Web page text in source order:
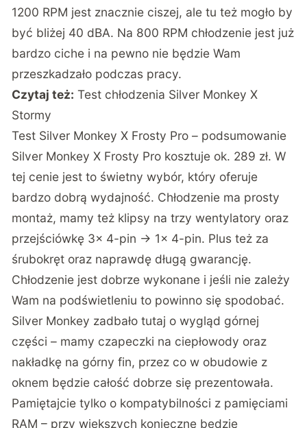
1200 RPM jest znacznie ciszej, ale tu też mogło by
być bliżej 40 dBA. Na 800 RPM chłodzenie jest już
bardzo ciche i na pewno nie będzie Wam
przeszkadzało podczas pracy.
Czytaj też: Test chłodzenia Silver Monkey X
Stormy
Test Silver Monkey X Frosty Pro – podsumowanie
Silver Monkey X Frosty Pro kosztuje ok. 289 zł. W
tej cenie jest to świetny wybór, który oferuje
bardzo dobrą wydajność. Chłodzenie ma prosty
montaż, mamy też klipsy na trzy wentylatory oraz
przejściówkę 3x 4-pin -> 1x 4-pin. Plus też za
śrubokręt oraz naprawdę długą gwarancję.
Chłodzenie jest dobrze wykonane i jeśli nie zależy
Wam na podświetleniu to powinno się spodobać.
Silver Monkey zadbało tutaj o wygląd górnej
części – mamy czapeczki na ciepłowody oraz
nakładkę na górny fin, przez co w obudowie z
oknem będzie całość dobrze się prezentowała.
Pamiętajcie tylko o kompatybilności z pamięciami
RAM – przy większych konieczne będzie